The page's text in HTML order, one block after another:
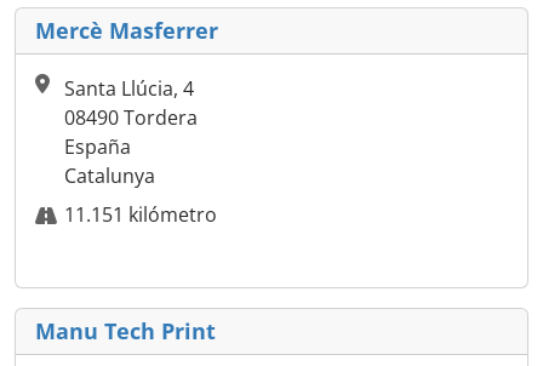
Mercè Masferrer
Santa Llúcia, 4
08490 Tordera
España
Catalunya
11.151 kilómetro
Manu Tech Print